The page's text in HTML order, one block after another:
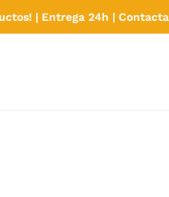
| Entrega 24h |